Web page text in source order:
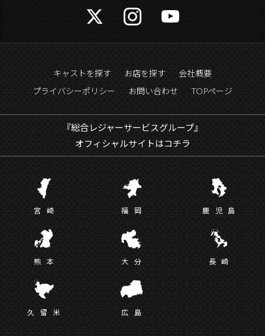
キャストを探す お店を探す
会社概要
プライバシーポリシー
お問い合わせ TOPページ
『総合レジャーサービスグループ』
オフィシャルサイトはコチラ
宮 崎 福 岡 鹿児 島
熊 本 大 分 長崎
久留 米 広 島